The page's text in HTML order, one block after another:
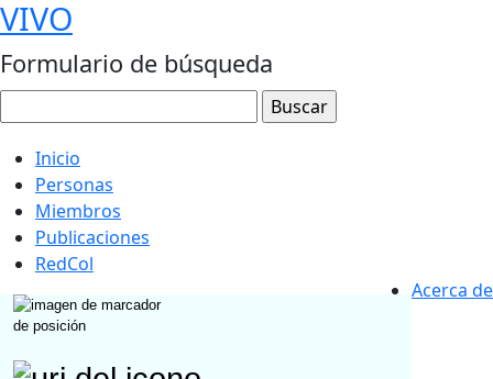
VIVO
Formulario de búsqueda
Inicio
Personas
Miembros
Publicaciones
RedCol
Acerca de